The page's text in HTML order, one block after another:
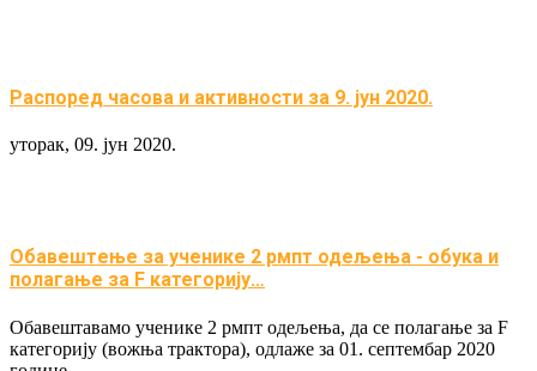
Распоред часова и активности за 9. јун 2020.
уторак, 09. јун 2020.
Обавештeње за ученике 2 рмпт одељења - обука и
полагање за F категорију…
Обавештавамо ученике 2 рмпт одељења, да се полагање за F
категорију (вожња трактора), одлаже за 01. септембар 2020